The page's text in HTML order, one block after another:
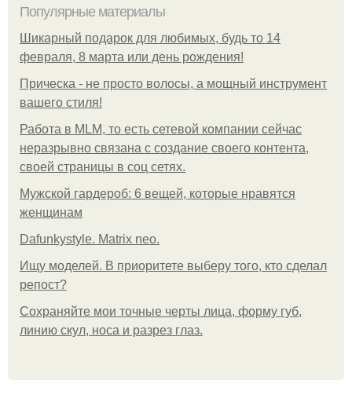
Популярные материалы
Шикарный подарок для любимых, будь то 14
февраля, 8 марта или день рождения!
Прическа - не просто волосы, а мощный инструмент
вашего стиля!
Работа в MLM, то есть сетевой компании сейчас
неразрывно связана с создание своего контента,
своей страницы в соц сетях.
Мужской гардероб: 6 вещей, которые нравятся
женщинам
Dafunkystyle. Matrix neo.
Ищу моделей. В приоритете выберу того, кто сделал
репост?
Сохраняйте мои точные черты лица, форму губ,
линию скул, носа и разрез глаз.